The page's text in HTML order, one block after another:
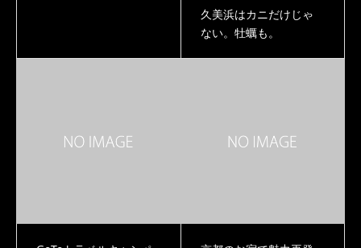
久美浜はカニだけじゃ
ない。牡蠣も。